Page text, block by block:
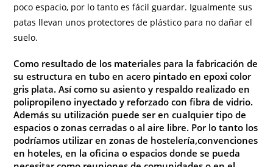
poco espacio, por lo tanto es fácil guardar. Igualmente sus
patas llevan unos protectores de plástico para no dañar el
suelo.
Como resultado de los materiales para la fabricación de
su estructura en tubo en acero pintado en epoxi color
gris plata. Así como su asiento y respaldo realizado en
polipropileno inyectado y reforzado con fibra de vidrio.
Además su utilización puede ser en cualquier tipo de
espacios o zonas cerradas o al aire libre. Por lo tanto los
podríamos utilizar en zonas de hostelería,convenciones
en hoteles, en la oficina o espacios donde se pueda